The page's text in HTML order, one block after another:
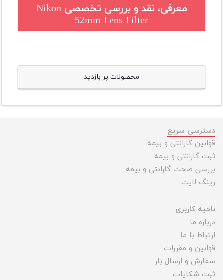
معرفی، نقد و بررسی تخصصیNikon
52mm Lens Filter
محصولات پر بازدید
دسترسی سریع
قوانین گارانتی و بیمه
ثبت گارانتی و بیمه
بررسی صحت گارانتی و بیمه
رینگ لایت
ناحیه کاربری
درباره ما
ارتباط با ما
قوانین و مقررات
سفارش و ارسال بار
ثبت شکایات